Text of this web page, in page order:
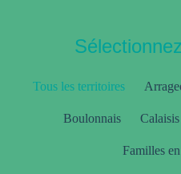
Tous les territoires
Boulonnais Calaisis
Familles